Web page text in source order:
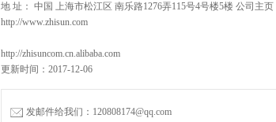
地 址： 中国 上海市松江区 南乐路1276弄115号4号楼5楼 公司主页
http://www.zhisun.com
http://zhisuncom.cn.alibaba.com
更新时间：2017-12-06
发邮件给我们：120808174@qq.com